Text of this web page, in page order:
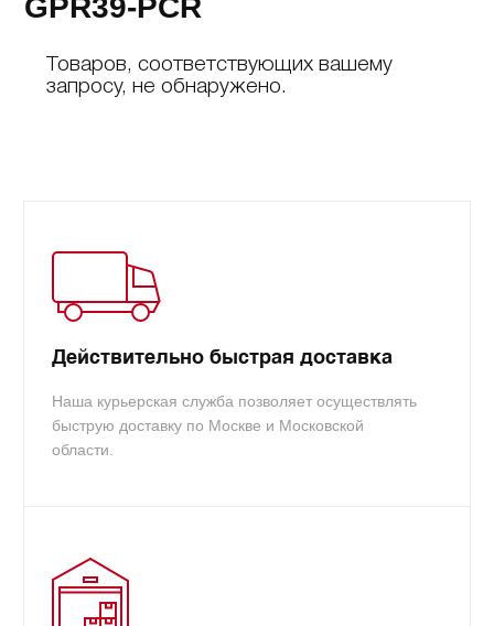
GPR39-PCR
Товаров, соответствующих вашему
запросу, не обнаружено.
Действительно быстрая доставка
Наша курьерская служба позволяет осуществлять
быструю доставку по Москве и Московской
области.